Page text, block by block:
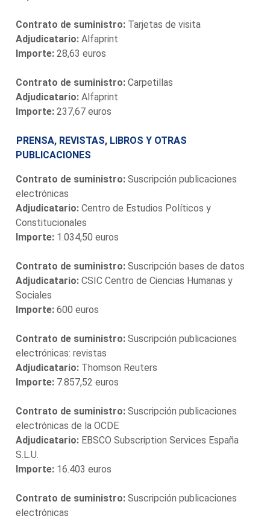
Contrato de suministro: Tarjetas de visita
Adjudicatario: Alfaprint
Importe: 28,63 euros
Contrato de suministro: Carpetillas
Adjudicatario: Alfaprint
Importe: 237,67 euros
PRENSA, REVISTAS, LIBROS Y OTRAS
PUBLICACIONES
Contrato de suministro: Suscripción publicaciones
electrónicas
Adjudicatario: Centro de Estudios Políticos y
Constitucionales
Importe: 1.034,50 euros
Contrato de suministro: Suscripción bases de datos
Adjudicatario: CSIC Centro de Ciencias Humanas y
Sociales
Importe: 600 euros
Contrato de suministro: Suscripción publicaciones
electrónicas: revistas
Adjudicatario: Thomson Reuters
Importe: 7.857,52 euros
Contrato de suministro: Suscripción publicaciones
electrónicas de la OCDE
Adjudicatario: EBSCO Subscription Services España
S.L.U.
Importe: 16.403 euros
Contrato de suministro: Suscripción publicaciones
electrónicas